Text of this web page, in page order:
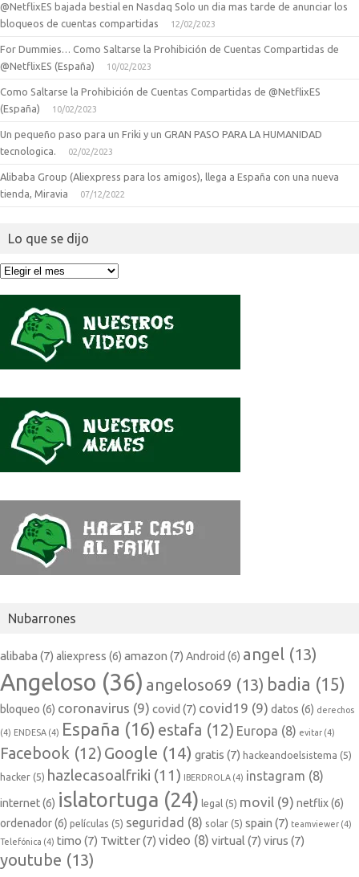
@NetflixES bajada bestial en Nasdaq Solo un dia mas tarde de anunciar los
bloqueos de cuentas compartidas
12/02/2023
For Dummies… Como Saltarse la Prohibición de Cuentas Compartidas de
@NetflixES (España)
10/02/2023
Como Saltarse la Prohibición de Cuentas Compartidas de @NetflixES
(España)
10/02/2023
Un pequeño paso para un Friki y un GRAN PASO PARA LA HUMANIDAD
tecnologica.
02/02/2023
Alibaba Group (Aliexpress para los amigos), llega a España con una nueva
tienda, Miravia
07/12/2022
Lo que se dijo
Lo
Nubarrones
alibaba (7) aliexpress (6) amazon (7) Android (6) angel (13)
Angeloso (36) angeloso69 (13) badia (15)
bloqueo (6) coronavirus (9) covid (7) covid19 (9) datos (6) derechos
(4) ENDESA (4) España (16) estafa (12) Europa (8) evitar (4)
Facebook (12) Google (14) gratis (7) hackeandoelsistema (5)
hacker (5) hazlecasoalfriki (11) IBERDROLA (4) instagram (8)
internet(6) islatortuga (24) legal (5) movil (9) netflix(6)
ordenador(6) películas (5) seguridad (8) solar (5) spain (7) teamviewer (4)
Telefónica (4) timo (7) Twitter(7) video (8) virtual (7) virus (7)
youtube (13)